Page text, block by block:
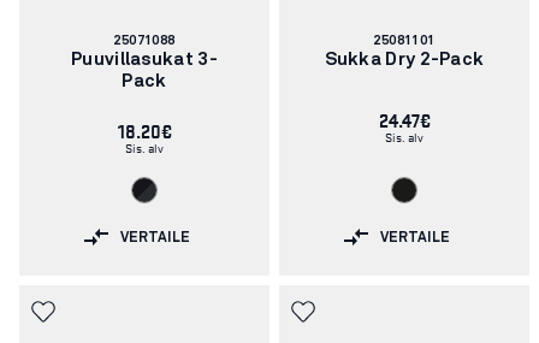
Tuotenumero:
25071088
Puuvillasukat 3-
Pack
18.20€
Sis. alv
VERTAILE
Tuotenumero:
25081101
Sukka Dry 2-Pack
24.47€
Sis. alv
VERTAILE